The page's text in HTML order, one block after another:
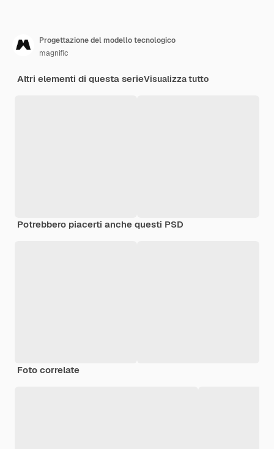
Progettazione del modello tecnologico
magnific
Altri elementi di questa serieVisualizza tutto
Potrebbero piacerti anche questi PSD
Foto correlate